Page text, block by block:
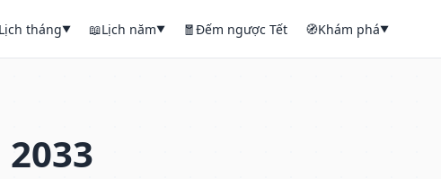
Lịch tháng▼ 📖Lịch năm▼ 🧧Đếm ngược Tết 🧭Khám phá▼